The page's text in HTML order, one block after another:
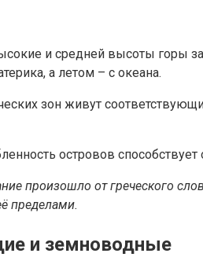
и средней высоты горы
а летом – с океана.
зон живут
островов
произошло от греческого
пределами.
и земноводные